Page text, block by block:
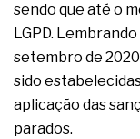
sendo que até o
LGPD.
setembro de
sido
aplicação das
parados.